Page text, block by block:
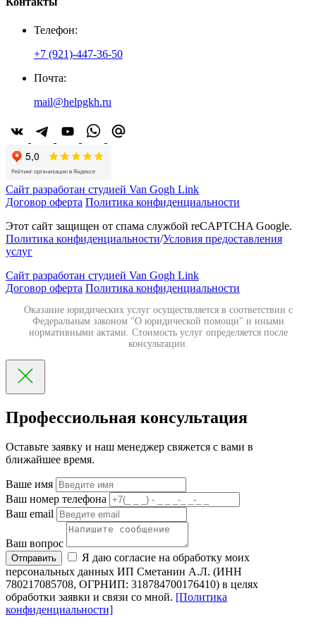
Телефон:
+7 (921)-447-36-50
Почта:
mail@helpgkh.ru
Сайт разработан студией Van Gogh Link
Договор оферта Политика конфиденциальности
Этот сайт защищен от спама службой reCAPTCHA Google.
Политика конфиденциальности/Условия предоставления
услуг
Сайт разработан студией Van Gogh Link
Договор оферта Политика конфиденциальности
Оказание юридических услуг осуществляется в соответствии с
Федеральным законом "О юридической помощи" и иными
нормативными актами. Стоимость услуг определяется после
консультации.
Профессиольная консультация
Оставьте заявку и наш менеджер свяжется с вами в
ближайшее время.
Ваше имя
Ваш номер телефона
Ваш email
Ваш вопрос
Отправить
Я даю согласие на обработку моих
персональных данных ИП Сметанин А.Л. (ИНН
780217085708, ОГРНИП: 318784700176410) в целях
обработки заявки и связи со мной. [Политика
конфиденциальности]